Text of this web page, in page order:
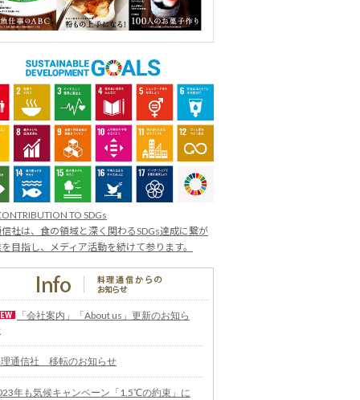
TO SDGs
社は、食の領域と深く関わるSDGs達成に繋が
目指し、メディア活動を続けて参ります。
「会社案内」「About us」更新のお知ら
通信社 移転のお知らせ
年も気候キャンペーン「1.5℃の約束」に